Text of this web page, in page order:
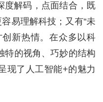
度解码，点面结合，既
易理解科技；又有“未
新热情。在众多以科
特的视角、巧妙的结构
现了人工智能+的魅力